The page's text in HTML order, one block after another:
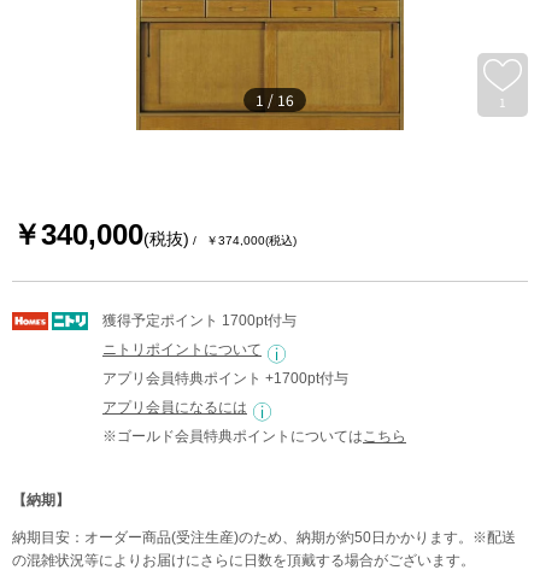
1
1 / 16
￥340,000(税抜) ￥374,000(税込)
獲得予定ポイント 1700pt付与
ニトリポイントについて
アプリ会員特典ポイント +1700pt付与
アプリ会員になるには
※ゴールド会員特典ポイントについては こちら
【納期】
納期目安：オーダー商品(受注生産)のため、納期が約50日かかります。※配送
の混雑状況等によりお届けにさらに日数を頂戴する場合がございます。